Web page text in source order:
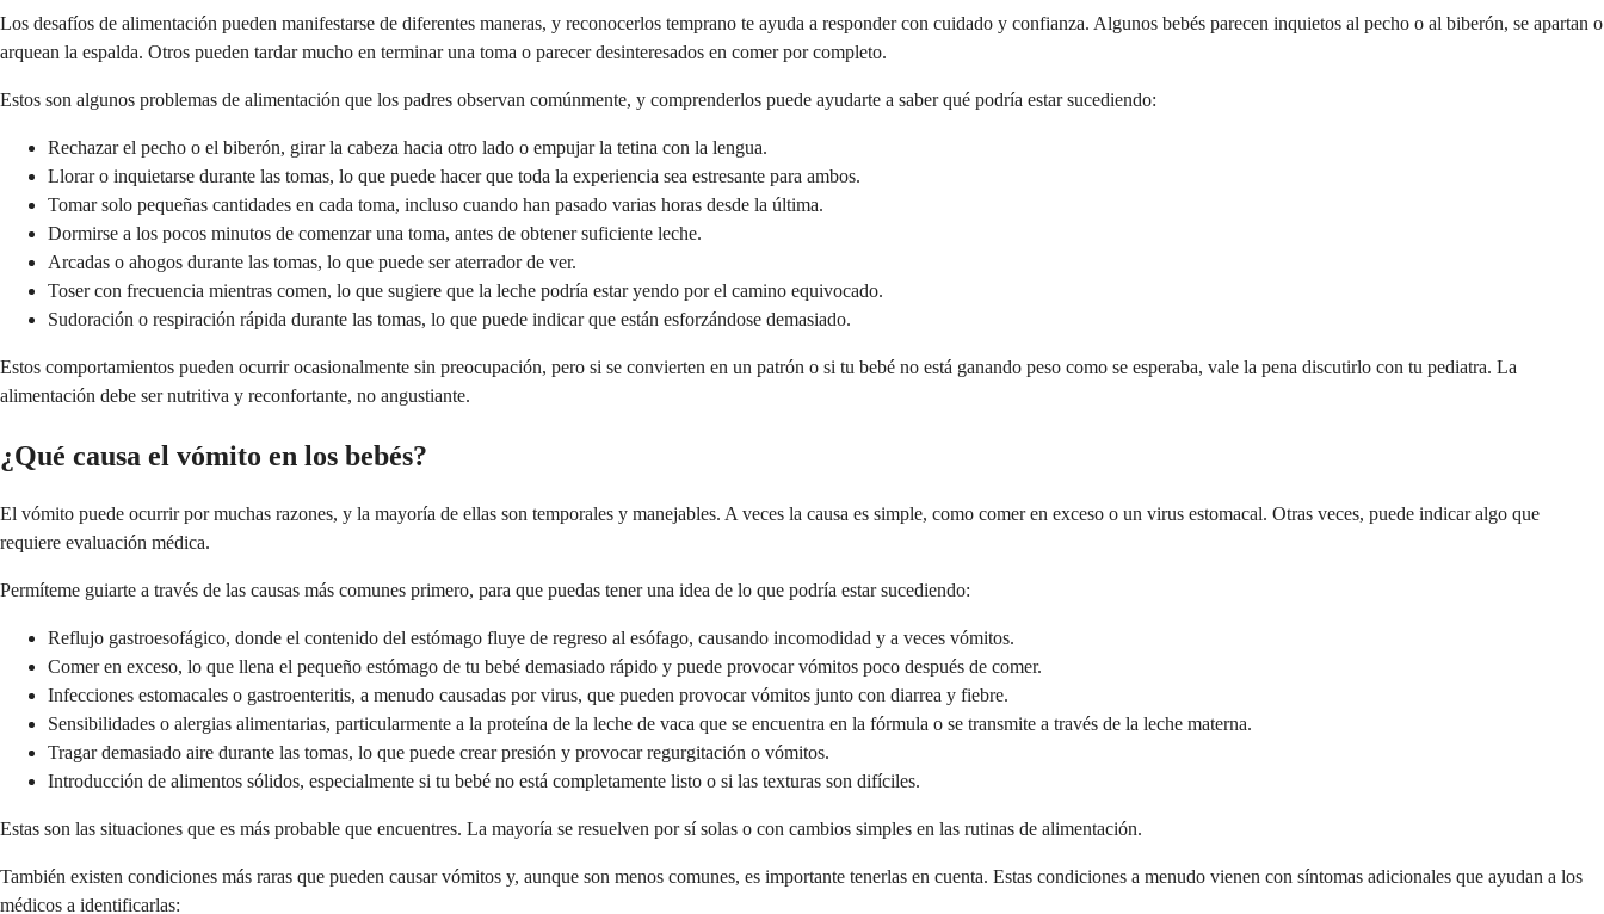
Los desafíos de alimentación pueden manifestarse de diferentes maneras, y reconocerlos temprano te ayuda a responder con cuidado y confianza. Algunos bebés parecen inquietos al pecho o al biberón, se apartan o
arquean la espalda. Otros pueden tardar mucho en terminar una toma o parecer desinteresados en comer por completo.
Estos son algunos problemas de alimentación que los padres observan comúnmente, y comprenderlos puede ayudarte a saber qué podría estar sucediendo:
Rechazar el pecho o el biberón, girar la cabeza hacia otro lado o empujar la tetina con la lengua.
Llorar o inquietarse durante las tomas, lo que puede hacer que toda la experiencia sea estresante para ambos.
Tomar solo pequeñas cantidades en cada toma, incluso cuando han pasado varias horas desde la última.
Dormirse a los pocos minutos de comenzar una toma, antes de obtener suficiente leche.
Arcadas o ahogos durante las tomas, lo que puede ser aterrador de ver.
Toser con frecuencia mientras comen, lo que sugiere que la leche podría estar yendo por el camino equivocado.
Sudoración o respiración rápida durante las tomas, lo que puede indicar que están esforzándose demasiado.
Estos comportamientos pueden ocurrir ocasionalmente sin preocupación, pero si se convierten en un patrón o si tu bebé no está ganando peso como se esperaba, vale la pena discutirlo con tu pediatra. La
alimentación debe ser nutritiva y reconfortante, no angustiante.
¿Qué causa el vómito en los bebés?
El vómito puede ocurrir por muchas razones, y la mayoría de ellas son temporales y manejables. A veces la causa es simple, como comer en exceso o un virus estomacal. Otras veces, puede indicar algo que
requiere evaluación médica.
Permíteme guiarte a través de las causas más comunes primero, para que puedas tener una idea de lo que podría estar sucediendo:
Reflujo gastroesofágico, donde el contenido del estómago fluye de regreso al esófago, causando incomodidad y a veces vómitos.
Comer en exceso, lo que llena el pequeño estómago de tu bebé demasiado rápido y puede provocar vómitos poco después de comer.
Infecciones estomacales o gastroenteritis, a menudo causadas por virus, que pueden provocar vómitos junto con diarrea y fiebre.
Sensibilidades o alergias alimentarias, particularmente a la proteína de la leche de vaca que se encuentra en la fórmula o se transmite a través de la leche materna.
Tragar demasiado aire durante las tomas, lo que puede crear presión y provocar regurgitación o vómitos.
Introducción de alimentos sólidos, especialmente si tu bebé no está completamente listo o si las texturas son difíciles.
Estas son las situaciones que es más probable que encuentres. La mayoría se resuelven por sí solas o con cambios simples en las rutinas de alimentación.
También existen condiciones más raras que pueden causar vómitos y, aunque son menos comunes, es importante tenerlas en cuenta. Estas condiciones a menudo vienen con síntomas adicionales que ayudan a los
médicos a identificarlas: